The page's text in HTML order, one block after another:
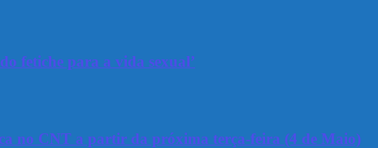
fetiche para a vida sexual’
no CNT a partir da próxima terça-feira (4 de Maio)